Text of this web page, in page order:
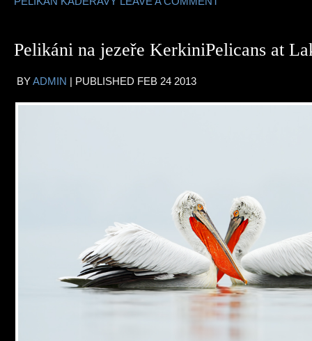
Pelikáni na jezeře KerkiniPelicans at
BYADMIN | PUBLISHED FEB 24 2013